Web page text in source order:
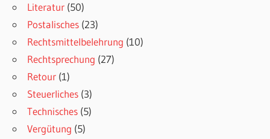
Literatur (50)
Postalisches (23)
Rechtsmittelbelehrung (10)
Rechtsprechung (27)
Retour (1)
Steuerliches (3)
Technisches (5)
Vergütung (5)